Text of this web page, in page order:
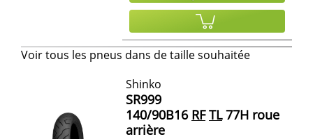
Voir tous les pneus dans de taille souhaitée
Shinko
SR999
140/90B16 RF TL77H roue
arrière